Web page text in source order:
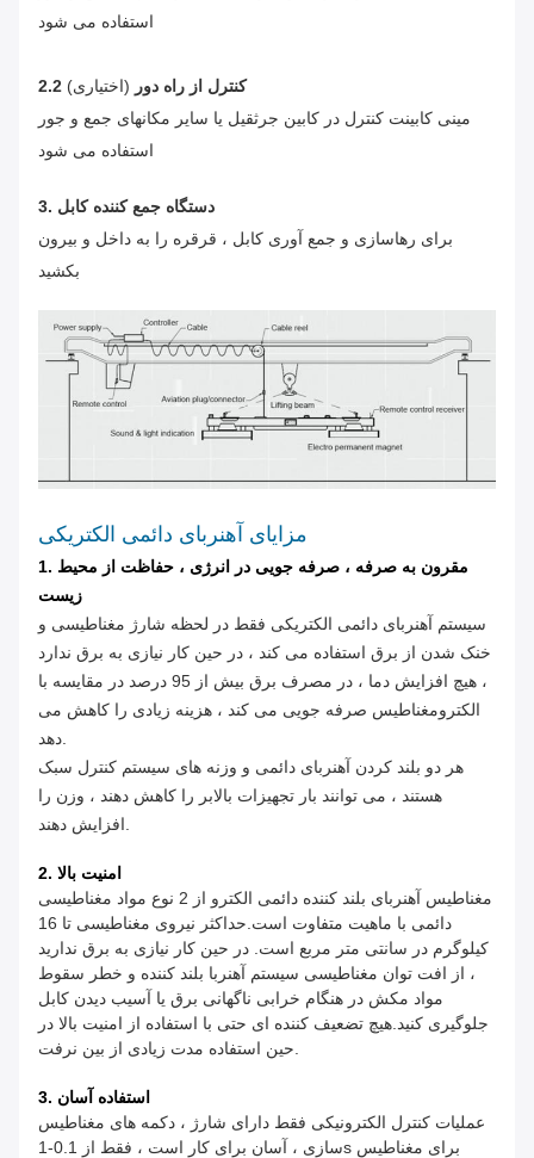
استفاده می شود
2.2 کنترل از راه دور (اختیاری)
مینی کابینت کنترل در کابین جرثقیل یا سایر مکانهای جمع و جور
استفاده می شود
3. دستگاه جمع کننده کابل
برای رهاسازی و جمع آوری کابل ، قرقره را به داخل و بیرون
بکشید
مزایای آهنربای دائمی الکتریکی
1. مقرون به صرفه ، صرفه جویی در انرژی ، حفاظت از محیط
زیست
سیستم آهنربای دائمی الکتریکی فقط در لحظه شارژ مغناطیسی و
خنک شدن از برق استفاده می کند ، در حین کار نیازی به برق ندارد
، هیچ افزایش دما ، در مصرف برق بیش از 95 درصد در مقایسه با
الکترومغناطیس صرفه جویی می کند ، هزینه زیادی را کاهش می
هر دو بلند کردن آهنربای دائمی و وزنه های سیستم کنترل سبک
هستند ، می توانند بار تجهیزات بالابر را کاهش دهند ، وزن را
2. امنیت بالا
مغناطیس آهنربای بلند کننده دائمی الکترو از 2 نوع مواد مغناطیسی
دائمی با ماهیت متفاوت است.حداکثر نیروی مغناطیسی تا 16
کیلوگرم در سانتی متر مربع است. در حین کار نیازی به برق ندارید
، از افت توان مغناطیسی سیستم آهنربا بلند کننده و خطر سقوط
مواد مکش در هنگام خرابی ناگهانی برق یا آسیب دیدن کابل
جلوگیری کنید.هیچ تضعیف کننده ای حتی با استفاده از امنیت بالا در
3. استفاده آسان
عملیات کنترل الکترونیکی فقط دارای شارژ ، دکمه های مغناطیس
سازی ، آسان برای کار است ، فقط از 0.1-1s برای مغناطیس